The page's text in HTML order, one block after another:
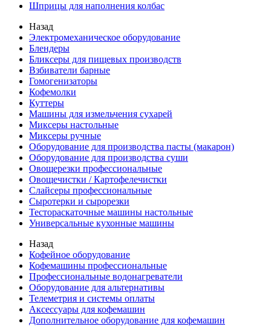
Шприцы для наполнения колбас
Назад
Электромеханическое оборудование
Блендеры
Бликсеры для пищевых производств
Взбиватели барные
Гомогенизаторы
Кофемолки
Куттеры
Машины для измельчения сухарей
Миксеры настольные
Миксеры ручные
Оборудование для производства пасты (макарон)
Оборудование для производства суши
Овощерезки профессиональные
Овощечистки / Картофелечистки
Слайсеры профессиональные
Сыротерки и сырорезки
Тестораскаточные машины настольные
Универсальные кухонные машины
Назад
Кофейное оборудование
Кофемашины профессиональные
Профессиональные водонагреватели
Оборудование для альтернативы
Телеметрия и системы оплаты
Аксессуары для кофемашин
Дополнительное оборудование для кофемашин